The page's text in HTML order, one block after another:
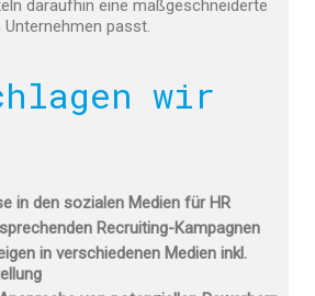
daraufhin eine maßgeschneiderte
Unternehmen passt.
wir
in den sozialen Medien für HR
Recruiting-Kampagnen
in verschiedenen Medien inkl.